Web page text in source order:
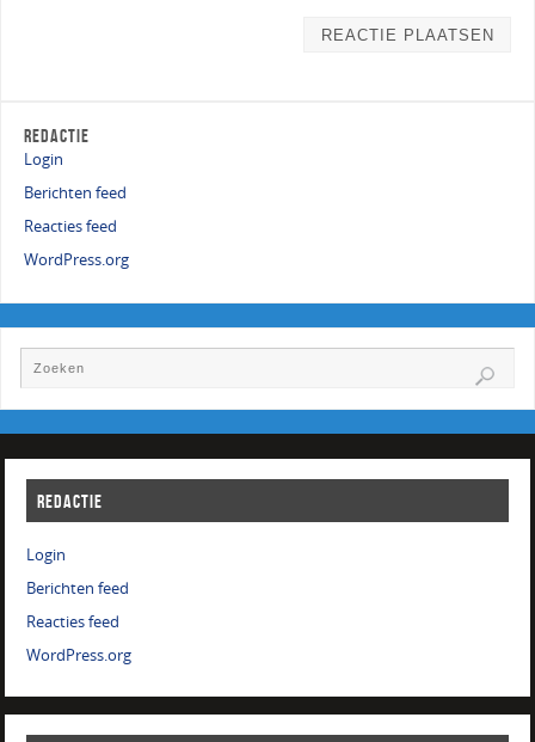
REDACTIE
Login
Berichten feed
Reacties feed
WordPress.org
REDACTIE
Login
Berichten feed
Reacties feed
WordPress.org